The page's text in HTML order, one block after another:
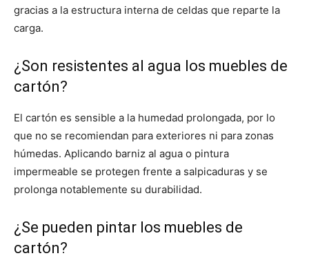
gracias a la estructura interna de celdas que reparte la
carga.
¿Son resistentes al agua los muebles de
cartón?
El cartón es sensible a la humedad prolongada, por lo
que no se recomiendan para exteriores ni para zonas
húmedas. Aplicando barniz al agua o pintura
impermeable se protegen frente a salpicaduras y se
prolonga notablemente su durabilidad.
¿Se pueden pintar los muebles de
cartón?